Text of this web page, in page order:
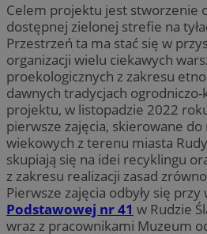
Celem projektu jest stworzenie
dostępnej zielonej strefie na
Przestrzeń ta ma stać się w
organizacji wielu ciekawych
proekologicznych z zakresu
dawnych tradycjach
projektu, w listopadzie 2022
pierwsze zajęcia, skierowane
wiekowych z terenu miasta
skupiają się na idei recyklingu
z zakresu realizacji zasad
Pierwsze zajęcia odbyły się przy
Podstawowej nr 41 w Rudzie
wraz z pracownikami Muzeum